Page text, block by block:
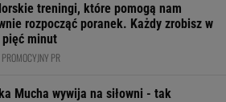
treningi, które pomogą nam
rozpocząć poranek. Każdy zrobisz w
pięć minut
PR
Mucha wywija na siłowni - tak